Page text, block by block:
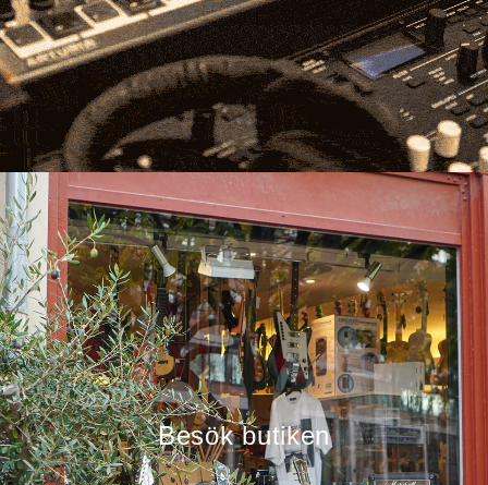
Besök butiken